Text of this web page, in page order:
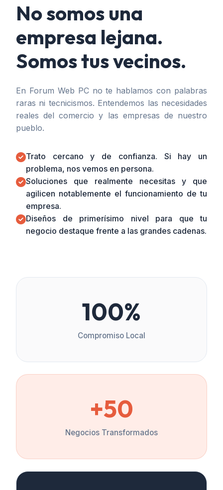
No somos una
empresa lejana.
Somos tus vecinos.
En Forum Web PC no te hablamos con palabras
raras ni tecnicismos. Entendemos las necesidades
reales del comercio y las empresas de nuestro
pueblo.
Trato cercano y de confianza. Si hay un
problema, nos vemos en persona.
Soluciones que realmente necesitas y que
agilicen notablemente el funcionamiento de tu
empresa.
Diseños de primerísimo nivel para que tu
negocio destaque frente a las grandes cadenas.
100%
Compromiso Local
+50
Negocios Transformados